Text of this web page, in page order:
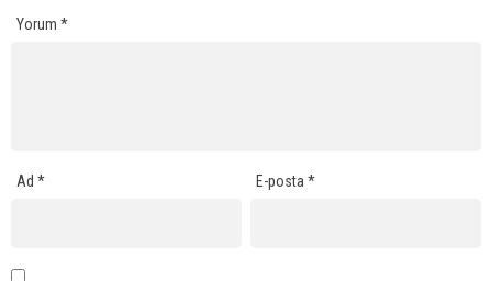
Yorum *
Ad * E-posta*